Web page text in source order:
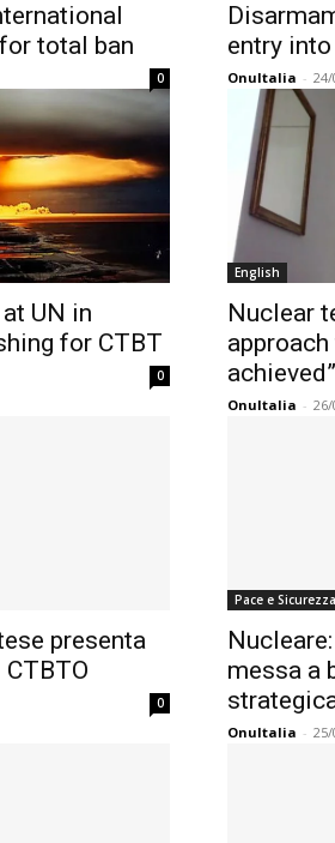
total ban
0
entry
OnuItalia - 24/
UN in
for CTBT
0
English
Nuclear
achieved”
OnuItalia - 26/
presenta
0
Pace e Sicurezza
messa a
OnuItalia - 25/